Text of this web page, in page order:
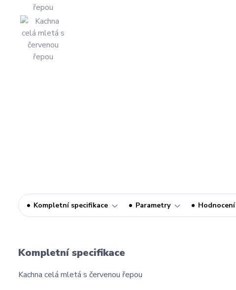
Kompletní specifikace Parametry Hodnocení
Kompletní specifikace
Kachna celá mletá s červenou řepou